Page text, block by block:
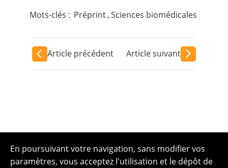
Mots-clés : Préprint,Sciences biomédicales
Article précédent Article suivant
En poursuivant votre navigation, sans modifier vos
paramètres, vous acceptez l'utilisation et le dépôt de